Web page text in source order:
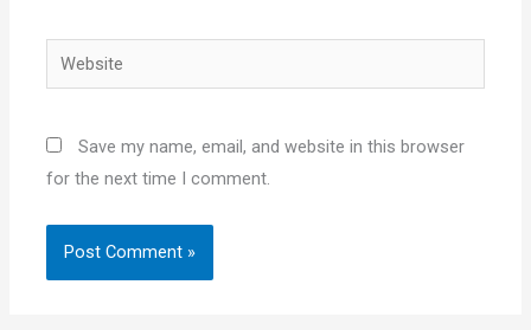
Website
Save my name, email, and website in this browser
for the next time I comment.